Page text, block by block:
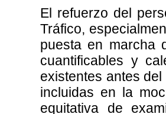
El refuerzo del
Tráfico,
puesta en marcha
cuantificables y
existentes antes
incluidas en la
equitativa de